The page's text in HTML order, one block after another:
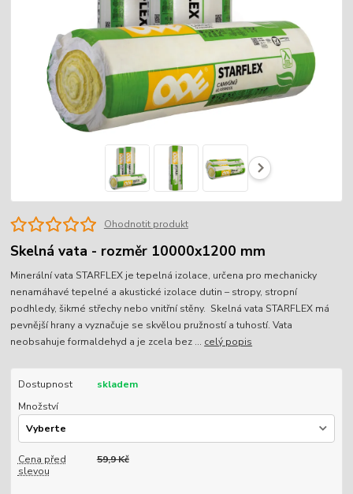
Ohodnotit produkt
Skelná vata - rozměr 10000x1200 mm
Minerální vata STARFLEX je tepelná izolace, určena pro mechanicky
nenamáhavé tepelné a akustické izolace dutin – stropy, stropní
podhledy, šikmé střechy nebo vnitřní stěny. Skelná vata STARFLEX má
pevnější hrany a vyznačuje se skvělou pružností a tuhostí. Vata
neobsahuje formaldehyd a je zcela bez ... celý popis
Dostupnost
skladem
Množství
Cena před
slevou
59,9 Kč